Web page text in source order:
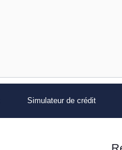
Simulateur de crédit